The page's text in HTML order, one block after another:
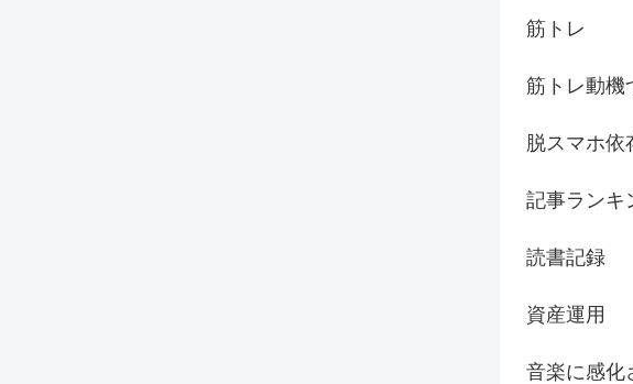
筋トレ
筋トレ動機
脱スマホ依
記事ランキ
読書記録
資産運用
音楽に感化